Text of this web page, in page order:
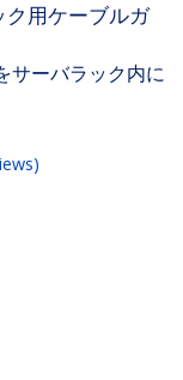
ク用ケーブルガ
サーバラック内に
)